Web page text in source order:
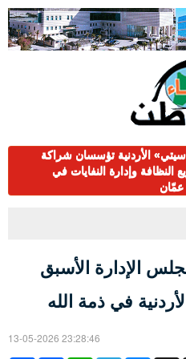
سيتي» الأردنية تؤسسان شراكة
النظافة وإدارة النفايات في
عمّان
الإدارة الأسبق
في ذمة الله
13-05-2026 23:28:46